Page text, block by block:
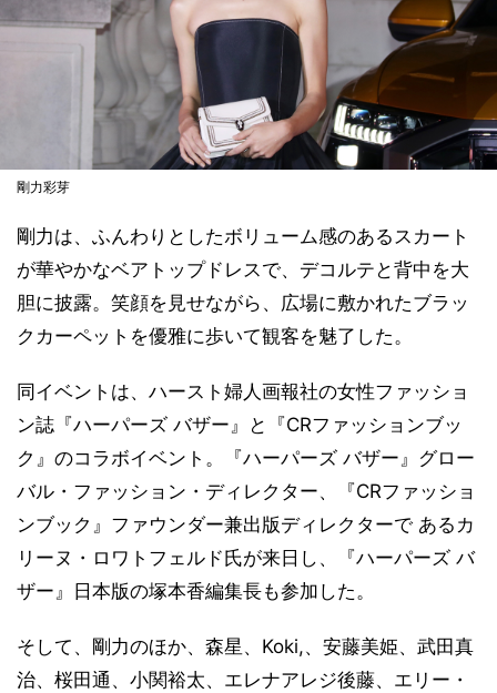
剛力彩芽
剛力は、ふんわりとしたボリューム感のあるスカート
が華やかなベアトップドレスで、デコルテと背中を大
胆に披露。笑顔を見せながら、広場に敷かれたブラッ
クカーペットを優雅に歩いて観客を魅了した。
同イベントは、ハースト婦人画報社の女性ファッショ
ン誌『ハーパーズ バザー』と『CRファッションブッ
ク』のコラボイベント。『ハーパーズ バザー』グロー
バル・ファッション・ディレクター、『CRファッショ
ンブック』ファウンダー兼出版ディレクターで あるカ
リーヌ・ロワトフェルド氏が来日し、『ハーパーズ バ
ザー』日本版の塚本香編集長も参加した。
そして、剛力のほか、森星、Koki,、安藤美姫、武田真
治、桜田通、小関裕太、エレナアレジ後藤、エリー・